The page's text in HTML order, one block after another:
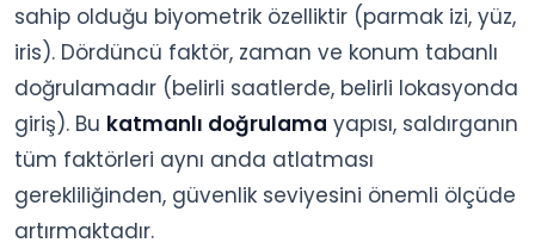
sahip olduğu biyometrik özelliktir (parmak izi, yüz,
iris). Dördüncü faktör, zaman ve konum tabanlı
doğrulamadır (belirli saatlerde, belirli lokasyonda
giriş). Bu katmanlı doğrulama yapısı, saldırganın
tüm faktörleri aynı anda atlatması
gerekliliğinden, güvenlik seviyesini önemli ölçüde
artırmaktadır.